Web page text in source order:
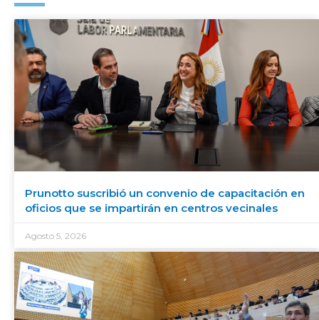
Prunotto suscribió un convenio de capacitación en
oficios que se impartirán en centros vecinales
Agosto 5, 2026